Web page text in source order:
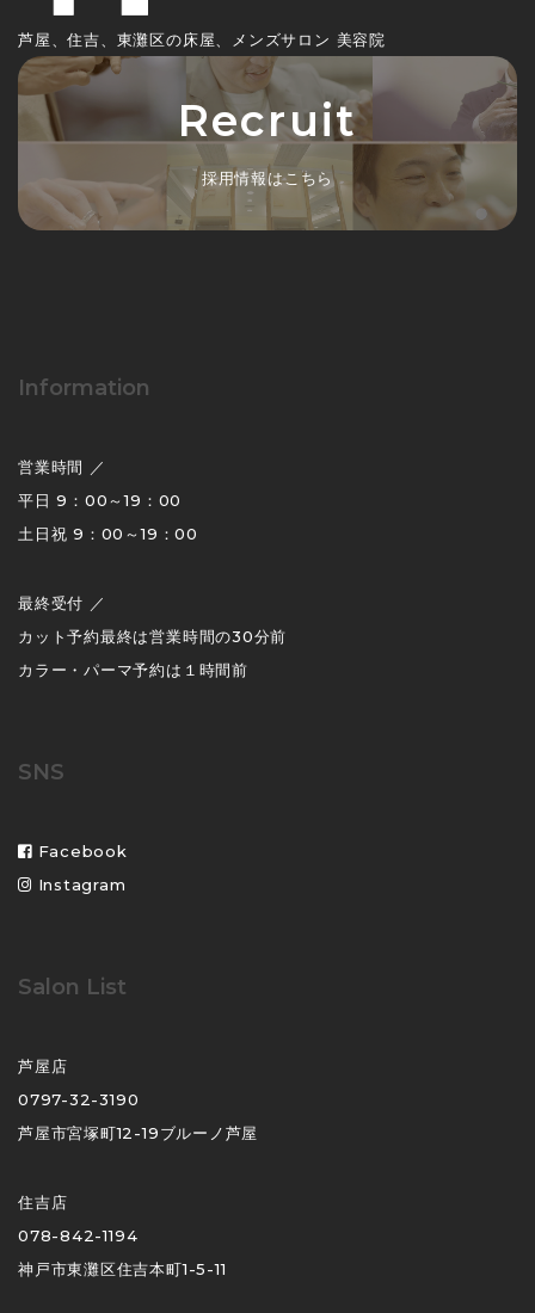
芦屋、住吉、東灘区の床屋、メンズサロン 美容院
Recruit
採用情報はこちら
Information
営業時間 ／
平日 9：00～19：00
土日祝 9：00～19：00
最終受付 ／
カット予約最終は営業時間の30分前
カラー・パーマ予約は１時間前
SNS
Facebook
Instagram
Salon List
芦屋店
0797-32-3190
芦屋市宮塚町12-19ブルーノ芦屋
住吉店
078-842-1194
神戸市東灘区住吉本町1-5-11